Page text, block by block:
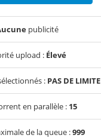
publicité
upload : Élevé
: PAS DE LIMITE
en parallèle : 15
de la queue :999